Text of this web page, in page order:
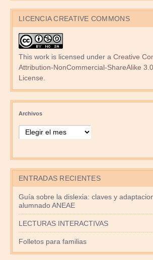
LICENCIA CREATIVE COMMONS
This work is licensed under a Creative
Attribution-NonCommercial-ShareAlike
License
Archivos
ENTRADAS RECIENTES
Guía sobre la dislexia: claves y
alumnado ANEAE
LECTURAS INTERACTIVAS
Folletos para familias